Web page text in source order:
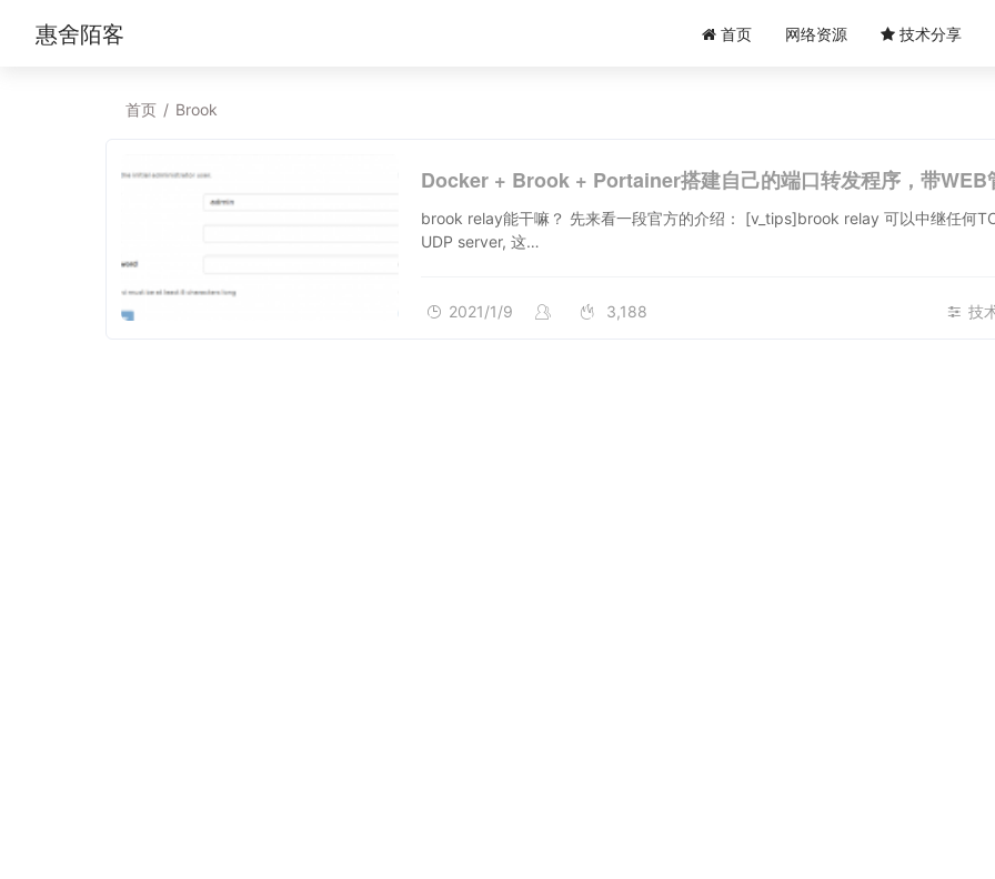
惠舍陌客 首页 网络资源 技术分享
首页 / Brook
Docker + Brook + Portainer搭建自己的端口转发程序，带WEB
brook relay能干嘛？ 先来看一段官方的介绍： [v_tips]brook relay 可以中继任何
UDP server, 这…
技
2021/1/9 3,188